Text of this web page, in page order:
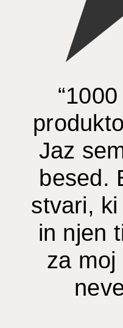
Jaz
besed.
stvari,
in njen
za moj